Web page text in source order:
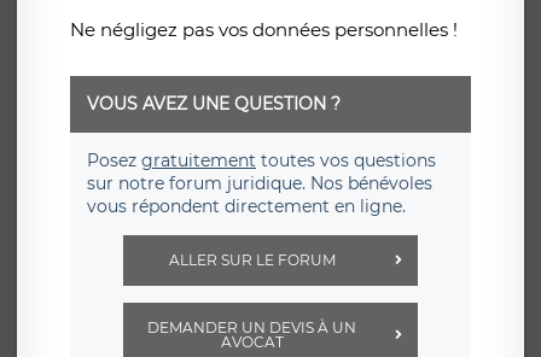
Ne négligez pas vos données personnelles !
VOUS AVEZ UNE QUESTION ?
Posez gratuitement toutes vos questions
sur notre forum juridique. Nos bénévoles
vous répondent directement en ligne.
ALLER SUR LE FORUM
DEMANDER UN DEVIS À UN
AVOCAT